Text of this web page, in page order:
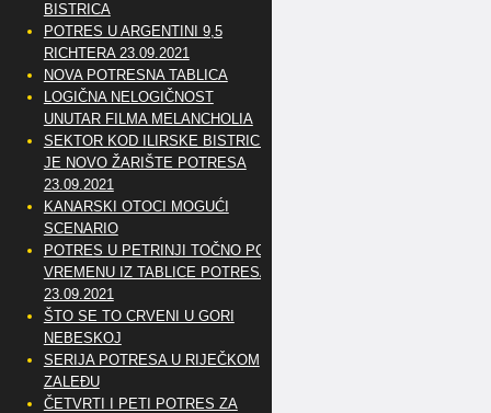
BISTRICA
POTRES U ARGENTINI 9,5
RICHTERA 23.09.2021
NOVA POTRESNA TABLICA
LOGIČNA NELOGIČNOST
UNUTAR FILMA MELANCHOLIA
SEKTOR KOD ILIRSKE BISTRICE
JE NOVO ŽARIŠTE POTRESA
23.09.2021
KANARSKI OTOCI MOGUĆI
SCENARIO
POTRES U PETRINJI TOČNO PO
VREMENU IZ TABLICE POTRESA
23.09.2021
ŠTO SE TO CRVENI U GORI
NEBESKOJ
SERIJA POTRESA U RIJEČKOM
ZALEĐU
ČETVRTI I PETI POTRES ZA